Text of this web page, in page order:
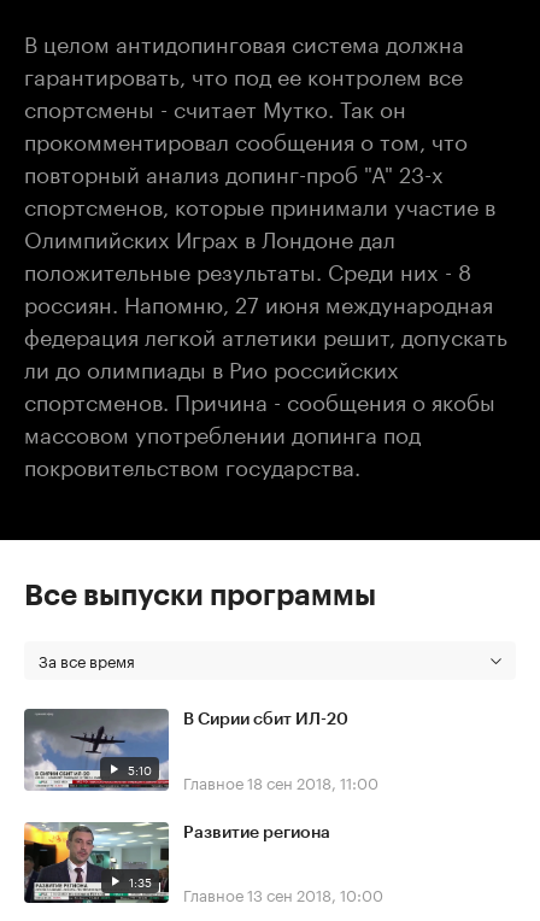
В целом антидопинговая система должна
гарантировать, что под ее контролем все
спортсмены - считает Мутко. Так он
прокомментировал сообщения о том, что
повторный анализ допинг-проб "А" 23-х
спортсменов, которые принимали участие в
Олимпийских Играх в Лондоне дал
положительные результаты. Среди них - 8
россиян. Напомню, 27 июня международная
федерация легкой атлетики решит, допускать
ли до олимпиады в Рио российских
спортсменов. Причина - сообщения о якобы
массовом употреблении допинга под
покровительством государства.
Все выпуски программы
За все время
5:10
В Сирии сбит ИЛ-20
Главное18 сен 2018, 11:00
1:35
Развитие региона
Главное13 сен 2018, 10:00